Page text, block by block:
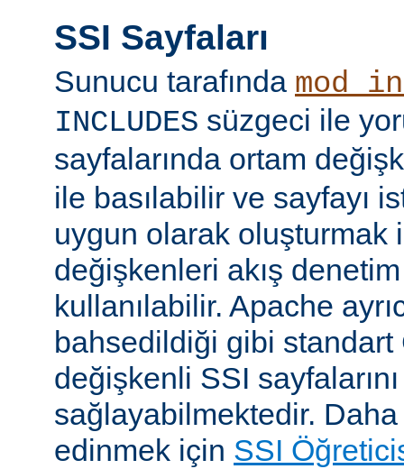
SSI Sayfaları
Sunucu tarafında
INCLUDES süzgeci ile
sayfalarında ortam
ile basılabilir ve sayfayı
uygun olarak oluşturmak
değişkenleri akış
kullanılabilir. Apache
bahsedildiği gibi standart
değişkenli SSI
sağlayabilmektedir. Daha
edinmek için SSI